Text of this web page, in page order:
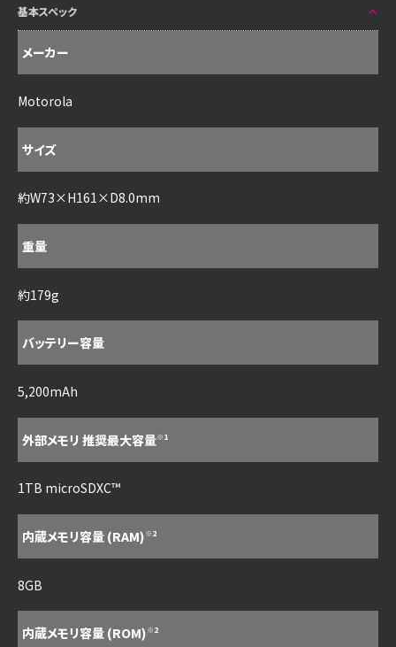
基本スペック
メーカー
Motorola
サイズ
約W73×H161×D8.0mm
重量
約179g
バッテリー容量
5,200mAh
外部メモリ 推奨最大容量※1
1TB microSDXC™
内蔵メモリ容量 (RAM)※2
8GB
内蔵メモリ容量 (ROM)※2